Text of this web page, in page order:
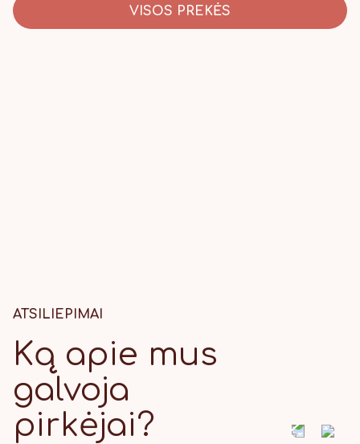
VISOS PREKĖS
ATSILIEPIMAI
Ką apie mus
galvoja
pirkėjai?